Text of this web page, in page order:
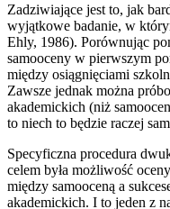
Zadziwiające jest to, jak
wyjątkowe badanie, w
Ehly, 1986). Porównując
samooceny w pierwszym
między osiągnięciami
Zawsze jednak można
akademickich (niż
to niech to będzie raczej
Specyficzna procedura
celem była możliwość
między samooceną a
akademickich. I to jeden z